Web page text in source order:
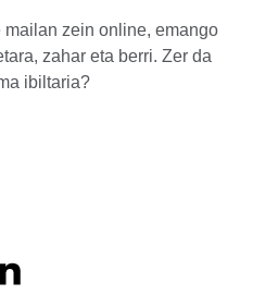
zein online, emango
zahar eta berri. Zer da
ibiltaria?